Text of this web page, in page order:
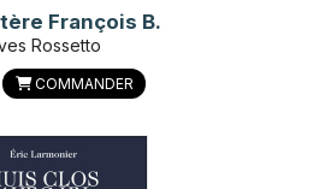
François B.
Rossetto
COMMANDER